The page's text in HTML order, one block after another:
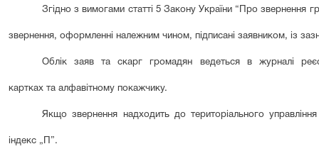
Згідно з вимогами статті 5 Закону України “Про звернення
звернення, оформленні належним чином, підписані заявником, із
Облік заяв та скарг громадян ведеться в журналі
картках та алфавітному покажчику.
Якщо звернення надходить до територіального управління
індекс „П”.